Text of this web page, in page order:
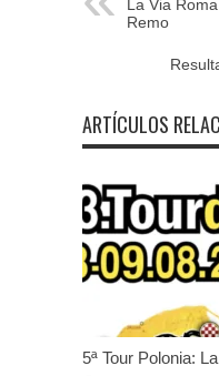
La Via
Remo
ARTÍCULOS
5ª Tour Polonia: